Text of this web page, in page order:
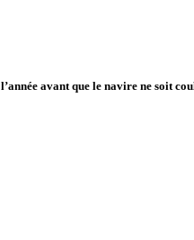
l’année avant que le navire ne soit